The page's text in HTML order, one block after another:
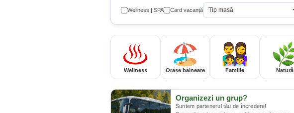
Wellness | SPA Card vacanță Tip masă
Wellness Orașe balneare Familie Natură
Organizezi un grup?
Suntem partenerul tău de încredere!